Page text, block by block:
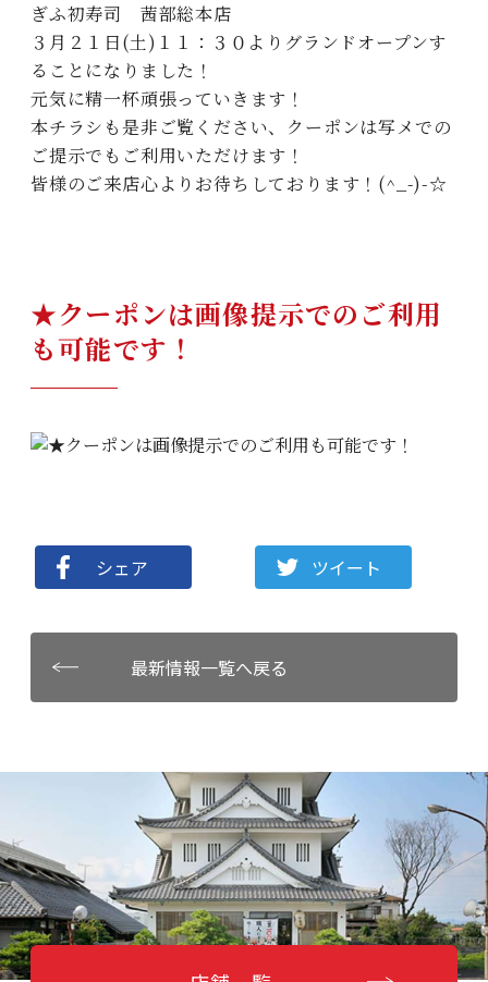
ぎふ初寿司 茜部総本店
３月２１日(土)１１：３０よりグランドオープンす
ることになりました！
元気に精一杯頑張っていきます！
本チラシも是非ご覧ください、クーポンは写メでの
ご提示でもご利用いただけます！
皆様のご来店心よりお待ちしております！(^_-)-☆
★クーポンは画像提示でのご利用
も可能です！
シェア ツイート
最新情報一覧へ戻る